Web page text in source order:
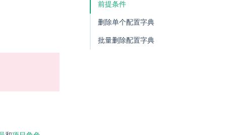
前提条件
删除单个配置字典
批量删除配置字典